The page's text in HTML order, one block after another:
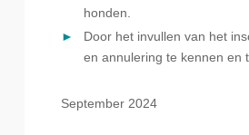
honden.
Door het invullen van het
en annulering te kennen en
September 2024